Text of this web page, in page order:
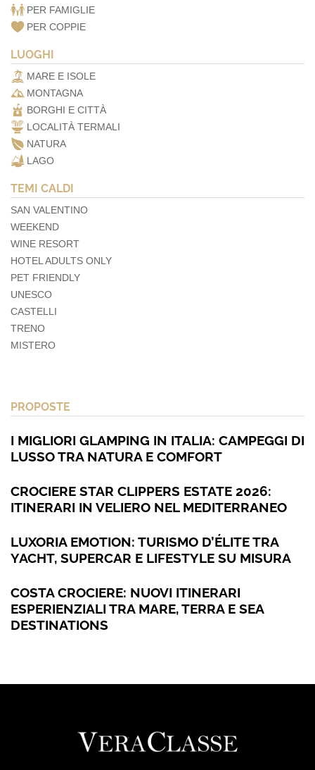
PER FAMIGLIE
PER COPPIE
LUOGHI
MARE E ISOLE
MONTAGNA
BORGHI E CITTÀ
LOCALITÀ TERMALI
NATURA
LAGO
TEMI CALDI
SAN VALENTINO
WEEKEND
WINE RESORT
HOTEL ADULTS ONLY
PET FRIENDLY
UNESCO
CASTELLI
TRENO
MISTERO
PROPOSTE
I MIGLIORI GLAMPING IN ITALIA: CAMPEGGI DI
LUSSO TRA NATURA E COMFORT
CROCIERE STAR CLIPPERS ESTATE 2026:
ITINERARI IN VELIERO NEL MEDITERRANEO
LUXORIA EMOTION: TURISMO D’ÉLITE TRA
YACHT, SUPERCAR E LIFESTYLE SU MISURA
COSTA CROCIERE: NUOVI ITINERARI
ESPERIENZIALI TRA MARE, TERRA E SEA
DESTINATIONS